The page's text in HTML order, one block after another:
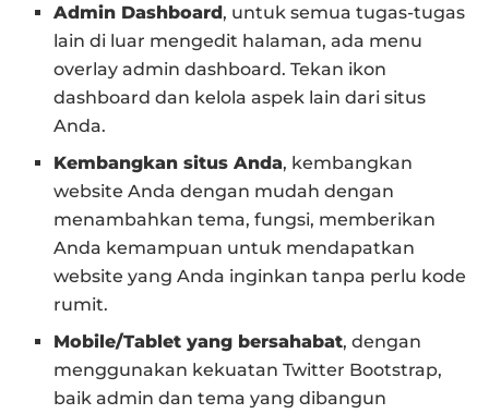
Admin Dashboard, untuk semua tugas-tugas
lain di luar mengedit halaman, ada menu
overlay admin dashboard. Tekan ikon
dashboard dan kelola aspek lain dari situs
Anda.
Kembangkan situs Anda, kembangkan
website Anda dengan mudah dengan
menambahkan tema, fungsi, memberikan
Anda kemampuan untuk mendapatkan
website yang Anda inginkan tanpa perlu kode
rumit.
Mobile/Tablet yang bersahabat, dengan
menggunakan kekuatan Twitter Bootstrap,
baik admin dan tema yang dibangun